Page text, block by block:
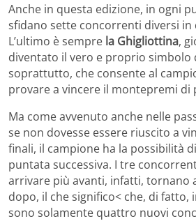
Anche in questa edizione, in ogni
sfidano sette concorrenti diversi in
L’ultimo è sempre la Ghigliottina,
diventato il vero e proprio simbolo
soprattutto, che consente al
provare a vincere il montepremi di
Ma come avvenuto anche nelle
se non dovesse essere riuscito a
finali, il campione ha la possibilità
puntata successiva. I tre
arrivare più avanti, infatti, tornano
dopo, il che significo< che, di fatto,
sono solamente quattro nuovi